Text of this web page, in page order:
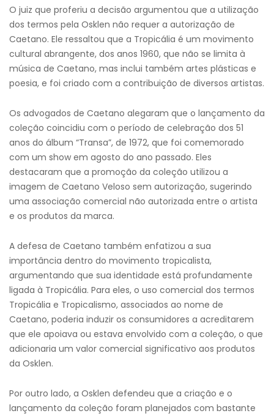
O juiz que proferiu a decisão argumentou que a utilização
dos termos pela Osklen não requer a autorização de
Caetano. Ele ressaltou que a Tropicália é um movimento
cultural abrangente, dos anos 1960, que não se limita à
música de Caetano, mas inclui também artes plásticas e
poesia, e foi criado com a contribuição de diversos artistas.
Os advogados de Caetano alegaram que o lançamento da
coleção coincidiu com o período de celebração dos 51
anos do álbum “Transa”, de 1972, que foi comemorado
com um show em agosto do ano passado. Eles
destacaram que a promoção da coleção utilizou a
imagem de Caetano Veloso sem autorização, sugerindo
uma associação comercial não autorizada entre o artista
e os produtos da marca.
A defesa de Caetano também enfatizou a sua
importância dentro do movimento tropicalista,
argumentando que sua identidade está profundamente
ligada à Tropicália. Para eles, o uso comercial dos termos
Tropicália e Tropicalismo, associados ao nome de
Caetano, poderia induzir os consumidores a acreditarem
que ele apoiava ou estava envolvido com a coleção, o que
adicionaria um valor comercial significativo aos produtos
da Osklen.
Por outro lado, a Osklen defendeu que a criação e o
lançamento da coleção foram planejados com bastante